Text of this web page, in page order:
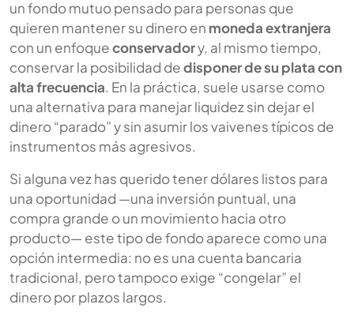
un fondo mutuo pensado para personas que
quieren mantener su dinero en moneda extranjera
con un enfoqueconservadory, al mismo tiempo,
conservar la posibilidad dedisponer de su plata con
alta frecuencia. En la práctica, suele usarse como
una alternativa para manejar liquidez sin dejar el
dinero “parado” y sin asumir los vaivenes típicos de
instrumentos más agresivos.
Si alguna vez has querido tener dólares listos para
una oportunidad —una inversión puntual, una
compra grande o un movimiento hacia otro
producto— este tipo de fondo aparece como una
opción intermedia: no es una cuenta bancaria
tradicional, pero tampoco exige “congelar” el
dinero por plazos largos.